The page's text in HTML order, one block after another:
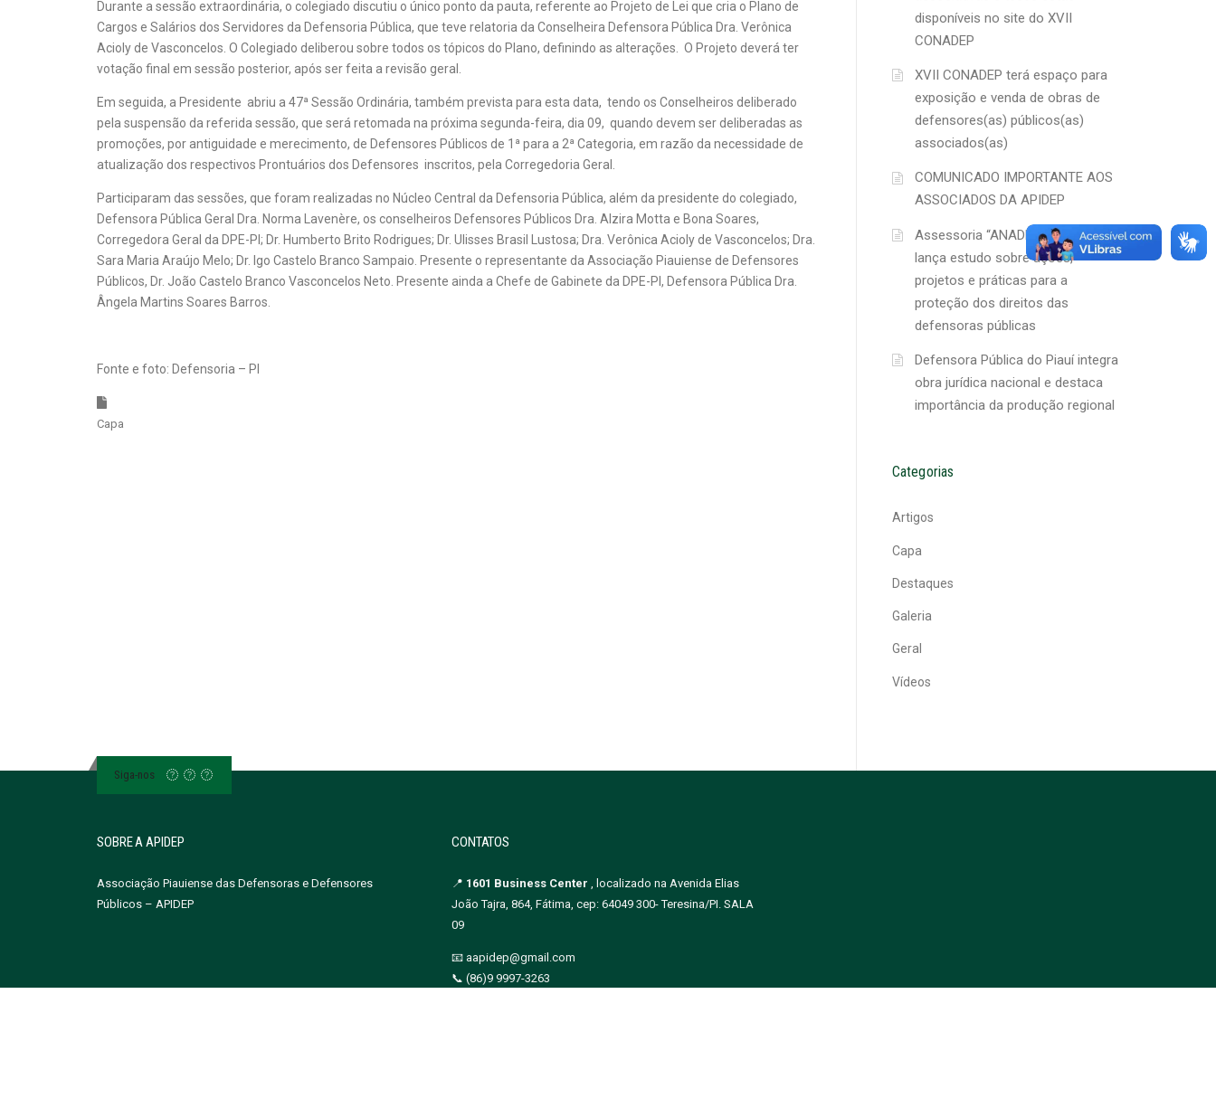
Durante a sessão extraordinária, o colegiado discutiu o único ponto da pauta, referente ao Projeto de Lei que cria o Plano de
Cargos e Salários dos Servidores da Defensoria Pública, que teve relatoria da Conselheira Defensora Pública Dra. Verônica
Acioly de Vasconcelos. O Colegiado deliberou sobre todos os tópicos do Plano, definindo as alterações. O Projeto deverá ter
votação final em sessão posterior, após ser feita a revisão geral.
Em seguida, a Presidente abriu a 47ª Sessão Ordinária, também prevista para esta data, tendo os Conselheiros deliberado
pela suspensão da referida sessão, que será retomada na próxima segunda-feira, dia 09, quando devem ser deliberadas as
promoções, por antiguidade e merecimento, de Defensores Públicos de 1ª para a 2ª Categoria, em razão da necessidade de
atualização dos respectivos Prontuários dos Defensores inscritos, pela Corregedoria Geral.
Participaram das sessões, que foram realizadas no Núcleo Central da Defensoria Pública, além da presidente do colegiado,
Defensora Pública Geral Dra. Norma Lavenère, os conselheiros Defensores Públicos Dra. Alzira Motta e Bona Soares,
Corregedora Geral da DPE-PI; Dr. Humberto Brito Rodrigues; Dr. Ulisses Brasil Lustosa; Dra. Verônica Acioly de Vasconcelos; Dra.
Sara Maria Araújo Melo; Dr. Igo Castelo Branco Sampaio. Presente o representante da Associação Piauiense de Defensores
Públicos, Dr. João Castelo Branco Vasconcelos Neto. Presente ainda a Chefe de Gabinete da DPE-PI, Defensora Pública Dra.
Ângela Martins Soares Barros.
Fonte e foto: Defensoria – PI
Capa
disponíveis no site do XVII
CONADEP
XVII CONADEP terá espaço para
exposição e venda de obras de
defensores(as) públicos(as)
associados(as)
COMUNICADO IMPORTANTE AOS
ASSOCIADOS DA APIDEP
Assessoria “ANADEP Mulher”
lança estudo sobre ações,
projetos e práticas para a
proteção dos direitos das
defensoras públicas
Defensora Pública do Piauí integra
obra jurídica nacional e destaca
importância da produção regional
Categorias
Artigos
Capa
Destaques
Galeria
Geral
Vídeos
Siga-nos
SOBRE A APIDEP
Associação Piauiense das Defensoras e Defensores
Públicos – APIDEP
CONTATOS
📍 1601 Business Center , localizado na Avenida Elias
João Tajra, 864, Fátima, cep: 64049 300- Teresina/PI. SALA
09
📧 aapidep@gmail.com
📞 (86)9 9997-3263